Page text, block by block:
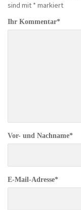
sind mit * markiert
Ihr Kommentar*
Vor- und Nachname*
E-Mail-Adresse*